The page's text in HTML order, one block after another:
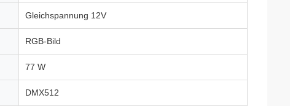
Gleichspannung 12V
RGB-Bild
77 W
DMX512